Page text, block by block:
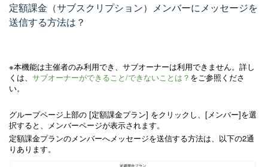
定額課金（サブスクリプション）メンバーにメッセージを
送信する方法は？
※本機能は主催者のみ利用でき、サブオーナーは利用できません。詳し
くは、 サブオーナーができること/できないことは？ をご参照くださ
い。
グループページ上部の [定額課金プラン] をクリックし、[メンバー]を選
択すると、メンバーページが表示されます。
定額課金プランのメンバーへメッセージを送信する方法は、以下の2通
りあります。